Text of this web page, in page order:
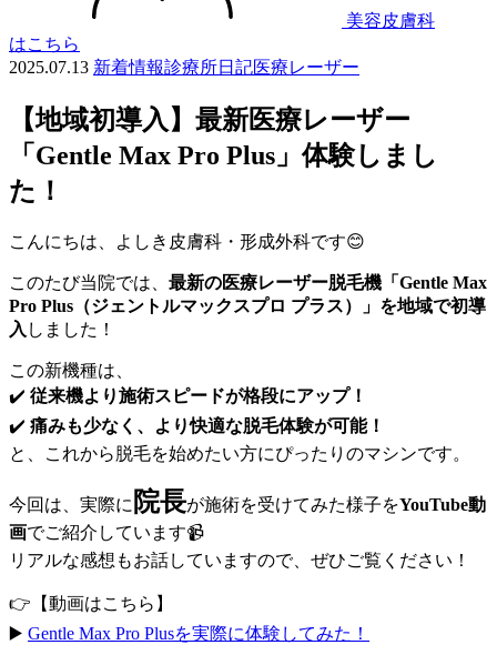
美容皮膚科
はこちら
2025.07.13 新着情報診療所日記医療レーザー
【地域初導入】最新医療レーザー
「Gentle Max Pro Plus」体験しまし
た！
こんにちは、よしき皮膚科・形成外科です😊
このたび当院では、 最新の医療レーザー脱毛機「Gentle Max
Pro Plus（ジェントルマックスプロ プラス）」を地域で初導
入 しました！
この新機種は、
✔️ 従来機より施術スピードが格段にアップ！
✔️ 痛みも少なく、より快適な脱毛体験が可能！
と、これから脱毛を始めたい方にぴったりのマシンです。
今回は、実際に 院長が施術を受けてみた様子をYouTube動
画でご紹介しています📹
リアルな感想もお話していますので、ぜひご覧ください！
👉【動画はこちら】
▶️ Gentle Max Pro Plusを実際に体験してみた！